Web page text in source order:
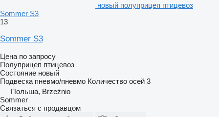
новый полуприцеп птицевоз
Sommer S3
13
Sommer S3
Цена по запросу
Полуприцеп птицевоз
Состояние новый
Подвеска пневмо/пневмо Количество осей 3
Польша, Brzeźnio
Sommer
Связаться с продавцом